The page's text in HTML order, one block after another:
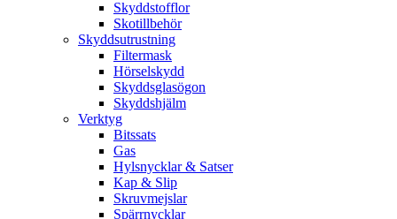
Skyddstofflor
Skotillbehör
Skyddsutrustning
Filtermask
Hörselskydd
Skyddsglasögon
Skyddshjälm
Verktyg
Bitssats
Gas
Hylsnycklar & Satser
Kap & Slip
Skruvmejslar
Spärrnycklar